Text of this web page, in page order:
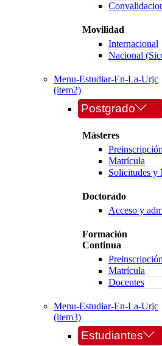
Movilidad
Internacional
Nacional
Menu-Estudiar-En-La-Urjc
(item2)
Postgrado
Másteres
Preinscripción
Matrícula
Solicitudes y
Doctorado
Acceso y
Formación
Continua
Preinscripción
Matrícula
Docentes
Menu-Estudiar-En-La-Urjc
(item3)
Estudiantes